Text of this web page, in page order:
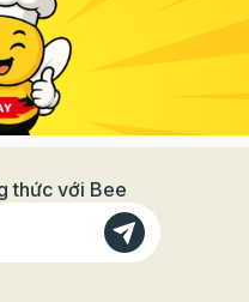
thức với Bee